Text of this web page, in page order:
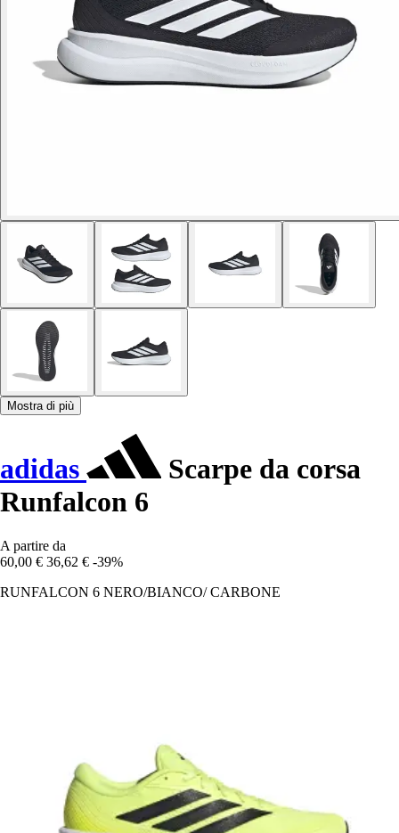
Mostra di più
adidas
Scarpe da corsa
Runfalcon 6
A partire da
60,00 € 36,62 € -39%
RUNFALCON 6 NERO/BIANCO/ CARBONE